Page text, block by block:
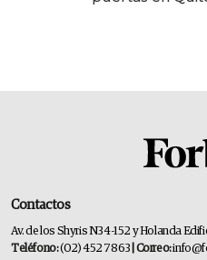
Contactos
Av. de los Shyris N34-152 y Holanda
Teléfono:(02) 452 7863 | Correo: